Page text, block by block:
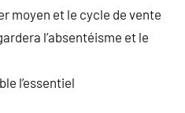
moyen et le cycle de vente
l’absentéisme et le
l’essentiel